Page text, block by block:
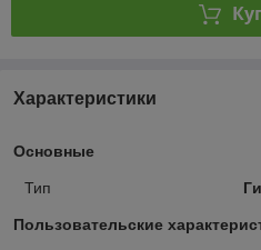
Характеристики
Основные
Тип
Пользовательские